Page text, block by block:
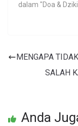
dalam "Doa &
MENGAPA
SALAH
Anda